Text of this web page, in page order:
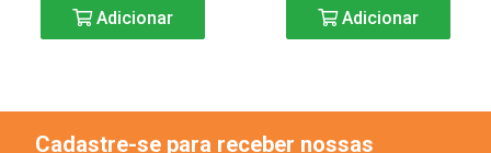
Adicionar Adicionar
Cadastre-se para receber nossas